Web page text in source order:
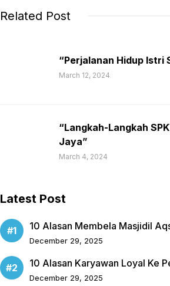
Related Post
“Perjalanan Hidup Istri
March 12, 2024
“Langkah-Langkah
Jaya”
March 4, 2024
Latest Post
10 Alasan Membela Masjidil
December 29, 2025
10 Alasan Karyawan Loyal Ke
December 29, 2025